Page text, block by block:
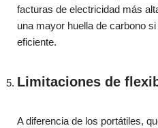
facturas de electricidad más
una mayor huella de carbono
eficiente.
Limitaciones de
A diferencia de los portátiles,